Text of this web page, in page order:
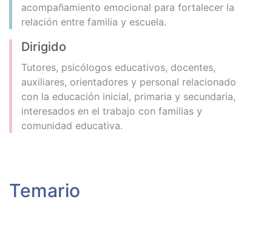
acompañamiento emocional para fortalecer la
relación entre familia y escuela.
Dirigido
Tutores, psicólogos educativos, docentes,
auxiliares, orientadores y personal relacionado
con la educación inicial, primaria y secundaria,
interesados en el trabajo con familias y
comunidad educativa.
Temario